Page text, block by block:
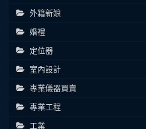
外籍新娘
婚禮
定位器
室內設計
專業儀器買賣
專業工程
工業